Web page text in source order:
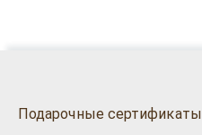
Подарочные сертификаты